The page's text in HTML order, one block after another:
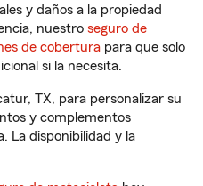
y daños a la propiedad
nuestro seguro de
de cobertura para que solo
si la necesita.
TX, para personalizar su
y complementos
La disponibilidad y la